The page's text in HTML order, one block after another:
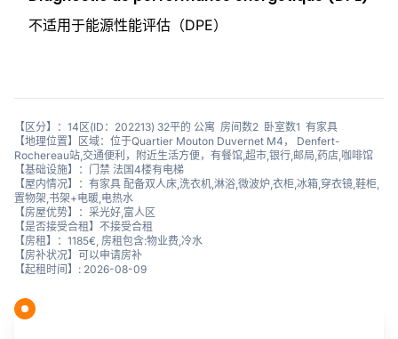
不适用于能源性能评估（DPE）
【区分】：14区(ID：202213) 32平的 公寓 房间数2 卧室数1 有家具
【地理位置】区域：位于Quartier Mouton Duvernet M4， Denfert-
Rochereau站,交通便利，附近生活方便，有餐馆,超市,银行,邮局,药店,咖啡馆
【基础设施】：门禁 法国4楼有电梯
【屋内情况】：有家具 配备双人床,洗衣机,淋浴,微波炉,衣柜,冰箱,穿衣镜,鞋柜,
置物架,书架+电暖,电热水
【房屋优势】：采光好,富人区
【是否接受合租】不接受合租
【房租】：1185€, 房租包含:物业费,冷水
【房补状况】可以申请房补
【起租时间】: 2026-08-09